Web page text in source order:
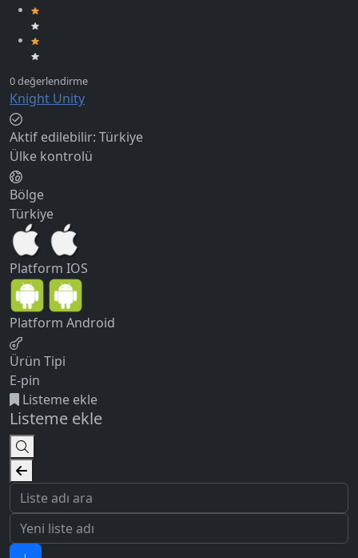
Knight Unity
Aktif edilebilir: Türkiye
Ülke kontrolü
Bölge
Türkiye
Platform IOS
Platform Android
Ürün Tipi
E-pin
Listeme ekle
Listeme ekle